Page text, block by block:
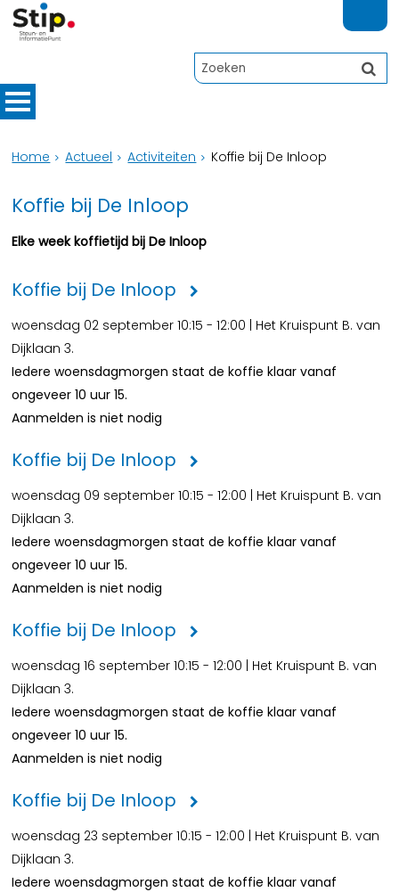
Home Actueel Activiteiten Koffie bij De Inloop
Koffie bij De Inloop
Elke week koffietijd bij De Inloop
Koffie bij De Inloop
woensdag 02 september 10:15 - 12:00 | Het Kruispunt B. van
Dijklaan 3.
Iedere woensdagmorgen staat de koffie klaar vanaf
ongeveer 10 uur 15.
Aanmelden is niet nodig
Koffie bij De Inloop
woensdag 09 september 10:15 - 12:00 | Het Kruispunt B. van
Dijklaan 3.
Iedere woensdagmorgen staat de koffie klaar vanaf
ongeveer 10 uur 15.
Aanmelden is niet nodig
Koffie bij De Inloop
woensdag 16 september 10:15 - 12:00 | Het Kruispunt B. van
Dijklaan 3.
Iedere woensdagmorgen staat de koffie klaar vanaf
ongeveer 10 uur 15.
Aanmelden is niet nodig
Koffie bij De Inloop
woensdag 23 september 10:15 - 12:00 | Het Kruispunt B. van
Dijklaan 3.
Iedere woensdagmorgen staat de koffie klaar vanaf